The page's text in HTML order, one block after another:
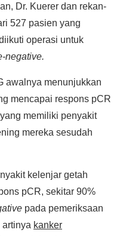
Dr. Kuerer dan rekan-
527 pasien yang
operasi untuk
negative.
awalnya menunjukkan
mencapai respons pCR
memiliki penyakit
mereka sesudah
kelenjar getah
pCR, sekitar 90%
pada pemeriksaan
artinya kanker